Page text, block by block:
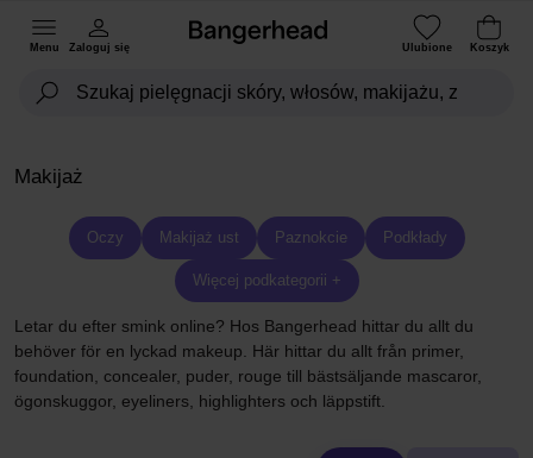
Menu Zaloguj się Ulubione Koszyk
Makijaż
Oczy Makijaż ust Paznokcie Podkłady
Więcej podkategorii +
Letar du efter smink online? Hos Bangerhead hittar du allt du
behöver för en lyckad makeup. Här hittar du allt från primer,
foundation, concealer, puder, rouge till bästsäljande mascaror,
ögonskuggor, eyeliners, highlighters och läppstift.